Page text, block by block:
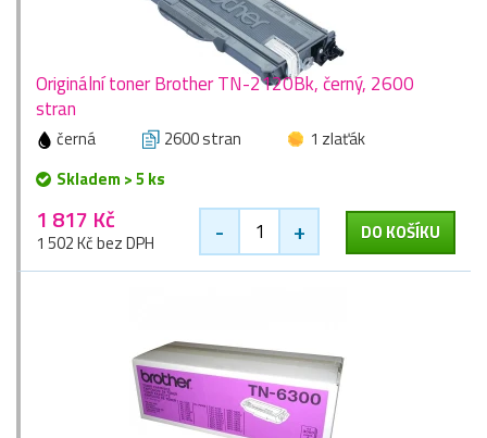
Originální toner Brother TN-2120Bk, černý, 2600
stran
černá 2600 stran
1 zlaťák
Skladem > 5 ks
1 817 Kč
1 502 Kč bez DPH - + DO KOŠÍKU